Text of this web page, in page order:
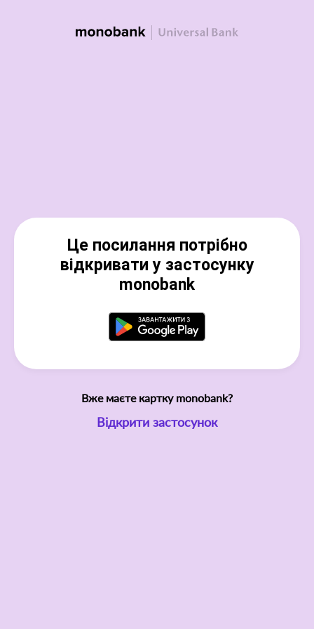
Це посилання потрібно
відкривати у застосунку
monobank
Вже маєте картку monobank?
Відкрити застосунок